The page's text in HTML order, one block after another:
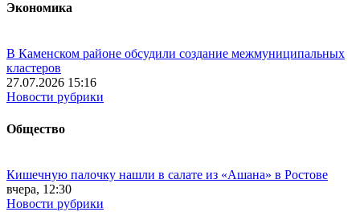
Экономика
В Каменском районе обсудили создание межмуниципальных
кластеров
27.07.2026 15:16
Новости рубрики
Общество
Кишечную палочку нашли в салате из «Ашана» в Ростове
вчера, 12:30
Новости рубрики